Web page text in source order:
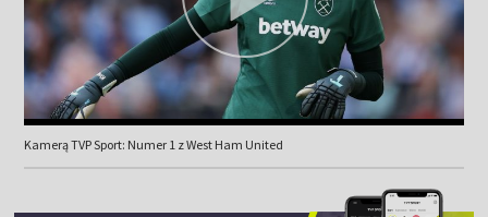
Kamerą TVP Sport: Numer 1 z West Ham United